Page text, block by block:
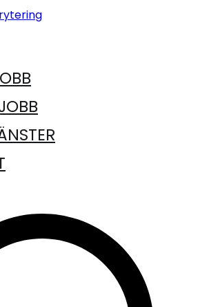
och högskola